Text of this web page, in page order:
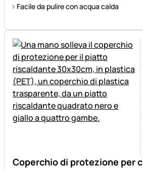
Facile da pulire con acqua calda
Coperchio di protezione per